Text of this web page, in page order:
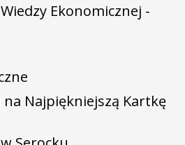
Ekonomicznej -
Najpiękniejszą Kartkę